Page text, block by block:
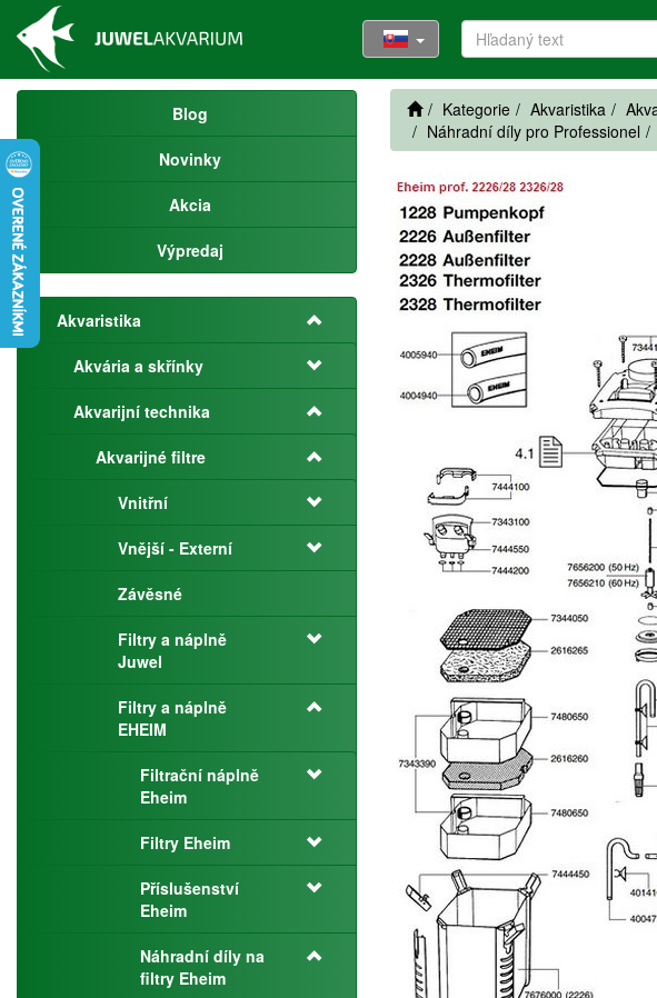
Blog
Novinky
Akcia
Výpredaj
Akvaristika
Akvária a skřínky
Akvarijní technika
Akvarijné filtre
Vnitřní
Vnější - Externí
Závěsné
Filtry a náplně
Juwel
Filtry a náplně
EHEIM
Filtrační náplně
Eheim
Filtry Eheim
Příslušenství
Eheim
Náhradní díly na
filtry Eheim
Kategorie Akvaristika
Náhradní díly pro Professionel